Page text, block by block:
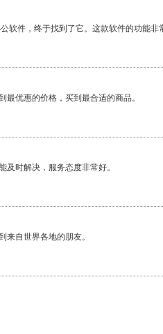
软件，终于找到了它。这款软件的功能
优惠的价格，买到最合适的商品。
时解决，服务态度非常好。
来自世界各地的朋友。